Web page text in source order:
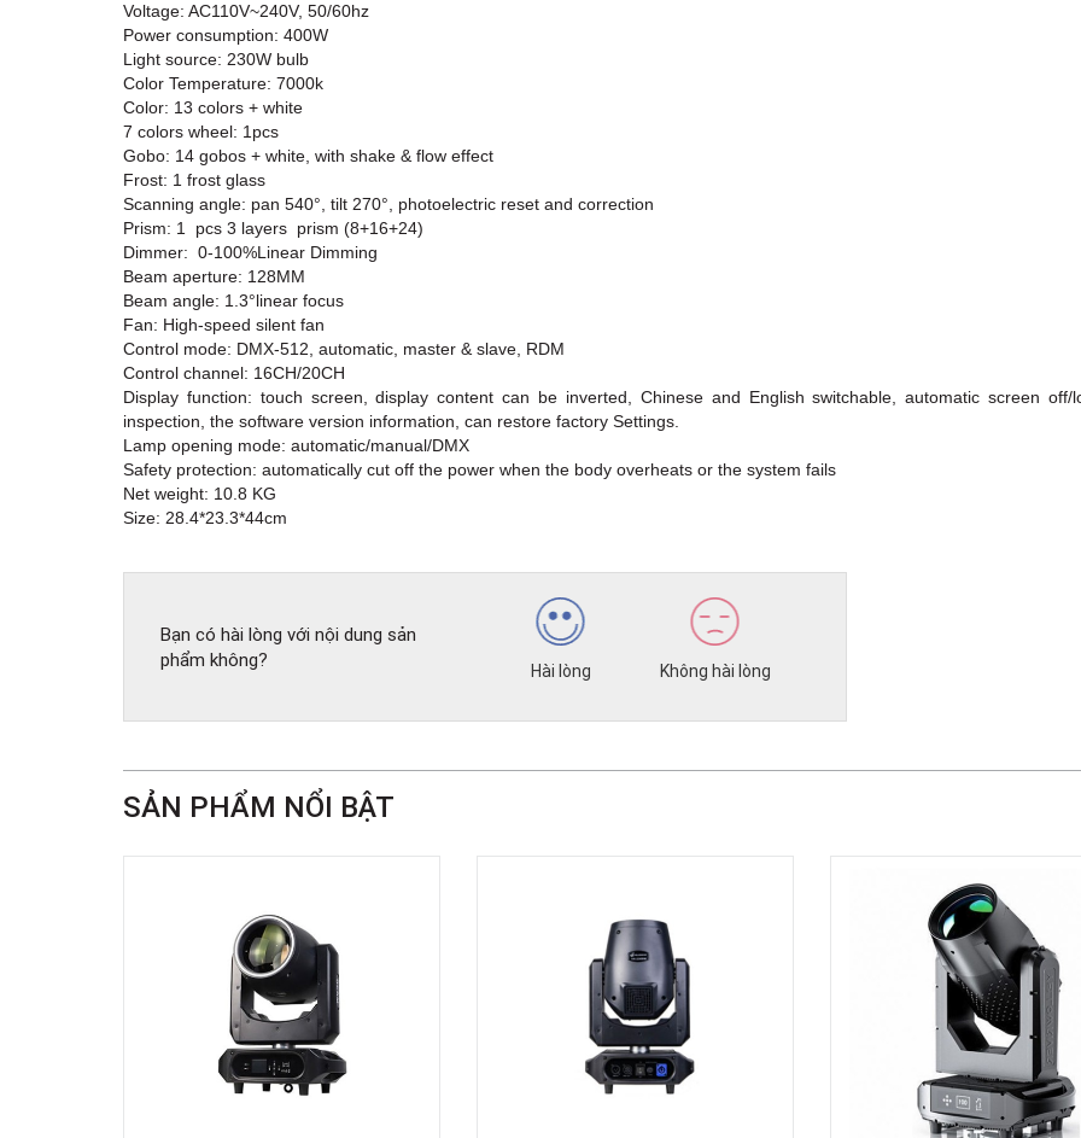
Voltage: AC110V~240V, 50/60hz
Power consumption: 400W
Light source: 230W bulb
Color Temperature: 7000k
Color: 13 colors + white
7 colors wheel: 1pcs
Gobo: 14 gobos + white, with shake & flow effect
Frost: 1 frost glass
Scanning angle: pan 540°, tilt 270°, photoelectric reset and correction
Prism: 1 pcs 3 layers prism (8+16+24)
Dimmer: 0-100%Linear Dimming
Beam aperture: 128MM
Beam angle: 1.3°linear focus
Fan: High-speed silent fan
Control mode: DMX-512, automatic, master & slave, RDM
Control channel: 16CH/20CH
Display function: touch screen, display content can be inverted, Chinese and English switchable, automatic screen
inspection, the software version information, can restore factory Settings.
Lamp opening mode: automatic/manual/DMX
Safety protection: automatically cut off the power when the body overheats or the system fails
Net weight: 10.8 KG
Size: 28.4*23.3*44cm
Bạn có hài lòng với nội dung sản
phẩm không?
Hài lòng Không hài lòng
SẢN PHẨM NỔI BẬT